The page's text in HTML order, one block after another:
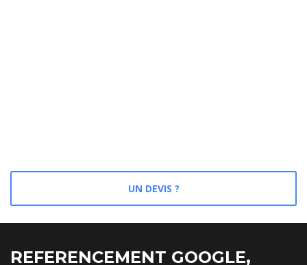
UN DEVIS ?
REFERENCEMENT GOOGLE,